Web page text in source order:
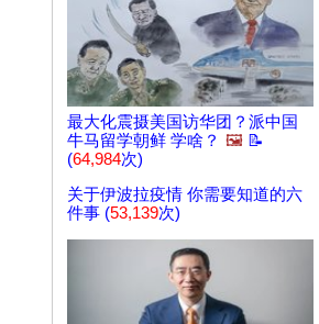
最大化震摄美国访华团？派中国
牛马留学朝鲜 学啥？ 🖼️ 📝
(64,984次)
关于伊波拉疫情 你需要知道的六
件事 (53,139次)